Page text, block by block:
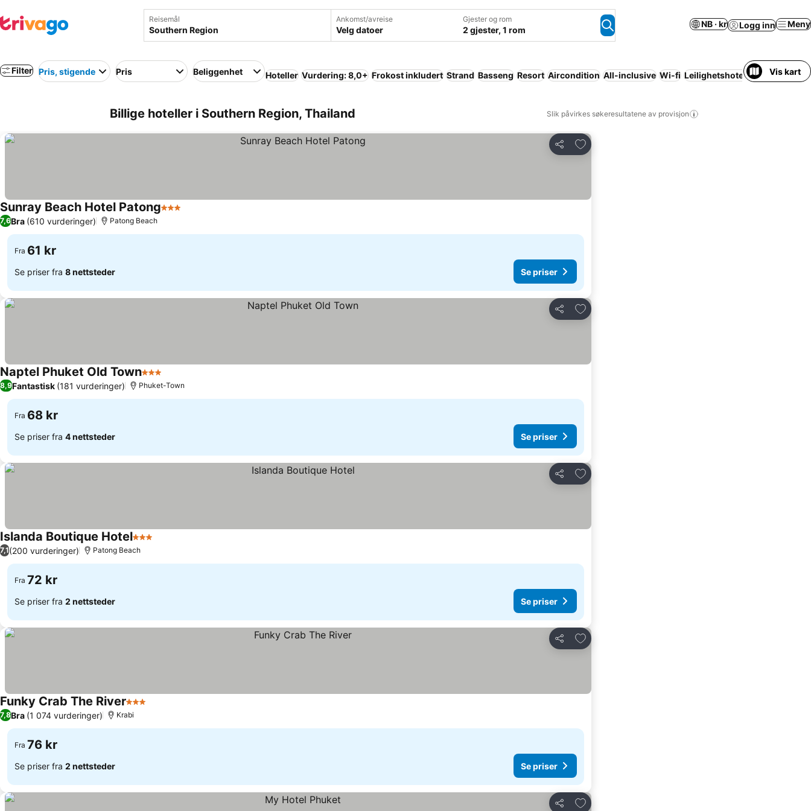
Reisemål Ankomst/avreise
Velg datoer
Gjester og rom
2 gjester, 1 rom
NB · kr Logg inn Meny
Filter Pris, stigende Pris Beliggenhet Hoteller Vurdering: 8,0+ Frokost inkludert Strand Basseng Resort Aircondition All-inclusive Wi-fi Leilighetshotell Helt hus / hel
Vis kart
Billige hoteller i Southern Region, Thailand Slik påvirkes søkeresultatene av provisjon
Del
Legg til i favoritter
Sunray Beach Hotel Patong3 Stjerner
7,6Bra (610 vurderinger) Patong Beach
Fra 61 kr
Se priser fra 8 nettsteder Se priser
Del
Legg til i favoritter
Naptel Phuket Old Town3 Stjerner
8,9Fantastisk (181 vurderinger) Phuket-Town
Fra 68 kr
Se priser fra 4 nettsteder Se priser
Del
Legg til i favoritter
Islanda Boutique Hotel3 Stjerner
7,1(200 vurderinger) Patong Beach
Fra 72 kr
Se priser fra 2 nettsteder Se priser
Del
Legg til i favoritter
Funky Crab The River3 Stjerner
7,8Bra (1 074 vurderinger) Krabi
Fra 76 kr
Se priser fra 2 nettsteder Se priser
Del
Legg til i favoritter